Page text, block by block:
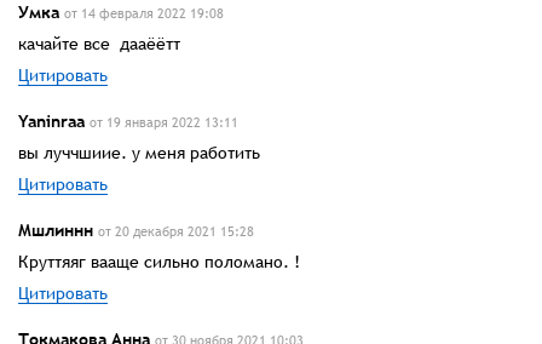
Умка от 14 февраля 2022 19:08
качайте все дааёётт
Цитировать
Yaninrаа от 19 января 2022 13:11
вы луччшиие. у меня работить
Цитировать
Мшлиннн от 20 декабря 2021 15:28
Круттяяг вааще сильно поломано. !
Цитировать
Токмакова Анна